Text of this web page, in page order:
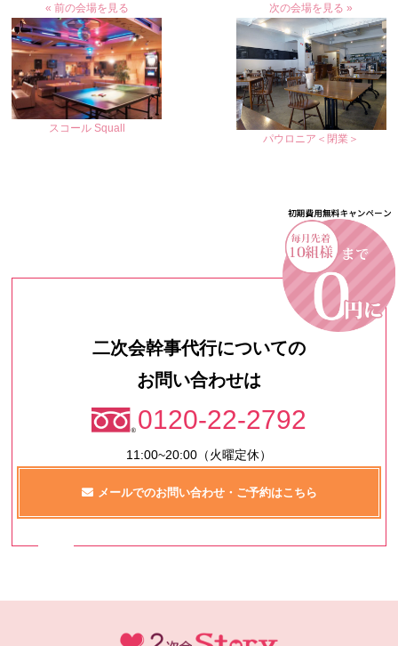
« 前の会場を見る
スコール Squall
次の会場を見る »
パウロニア＜閉業＞
二次会幹事代行についての
お問い合わせは
0120-22-2792
11:00~20:00（火曜定休）
メールでのお問い合わせ・ご予約はこちら